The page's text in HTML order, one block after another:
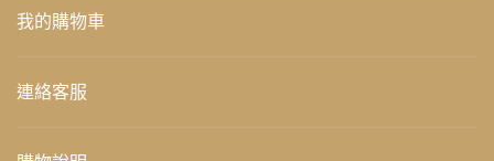
我的購物車
連絡客服